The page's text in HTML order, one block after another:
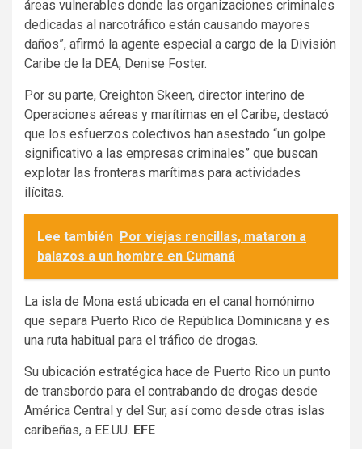
áreas vulnerables donde las organizaciones criminales
dedicadas al narcotráfico están causando mayores
daños”, afirmó la agente especial a cargo de la División
Caribe de la DEA, Denise Foster.
Por su parte, Creighton Skeen, director interino de
Operaciones aéreas y marítimas en el Caribe, destacó
que los esfuerzos colectivos han asestado “un golpe
significativo a las empresas criminales” que buscan
explotar las fronteras marítimas para actividades
ilícitas.
Lee también Por viejas rencillas, mataron a
balazos a un hombre en Cumaná
La isla de Mona está ubicada en el canal homónimo
que separa Puerto Rico de República Dominicana y es
una ruta habitual para el tráfico de drogas.
Su ubicación estratégica hace de Puerto Rico un punto
de transbordo para el contrabando de drogas desde
América Central y del Sur, así como desde otras islas
caribeñas, a EE.UU. EFE